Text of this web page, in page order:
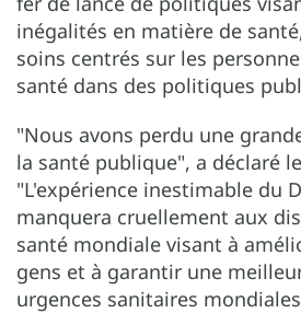
inégalités en matière de
soins centrés sur les
santé dans des politiques
"Nous avons perdu une
la santé publique", a déclaré
"L'expérience inestimable du
manquera cruellement aux
santé mondiale visant à
gens et à garantir une
urgences sanitaires